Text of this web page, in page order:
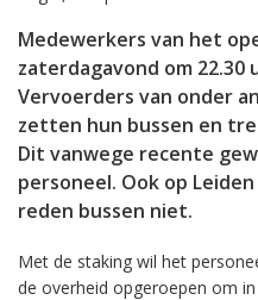
Medewerkers van het
zaterdagavond om
Vervoerders van onder
zetten hun bussen en
Dit vanwege recente
personeel. Ook op
reden bussen niet.
Met de staking wil het
de overheid opgeroepen om